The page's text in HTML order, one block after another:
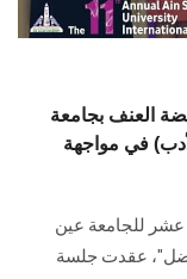
العنف بجامعة
في مواجهة
عشر للجامعة عين
عقدت جلسة